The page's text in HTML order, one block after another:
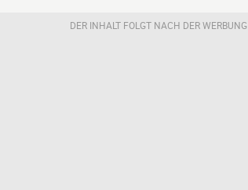
DER INHALT FOLGT NACH DER WERBUNG